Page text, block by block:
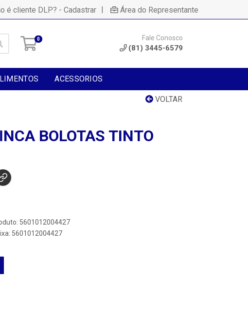
é cliente DLP? - Cadastrar | Área do Representante
0 Fale Conosco
(81) 3445-6579
ACESSORIOS
VOLTAR
BOLOTAS TINTO
5601012004427
5601012004427